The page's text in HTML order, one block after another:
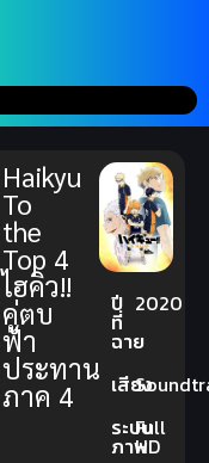
Haikyu
To
the
Top 4
ไฮคิว!!
คู่ตบ
ฟ้า
ประทาน
ภาค 4
ปี
ที่
ฉาย
2020
เสียง
ระบบ
ภาพ
Full
HD